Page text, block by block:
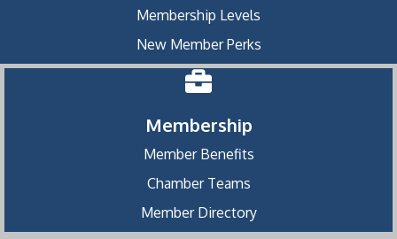
Membership Levels
New Member Perks
Membership
Member Benefits
Chamber Teams
Member Directory